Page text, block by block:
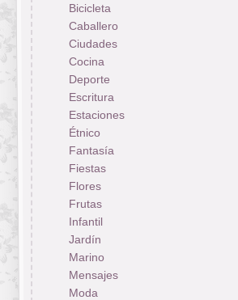
Bicicleta
Caballero
Ciudades
Cocina
Deporte
Escritura
Estaciones
Étnico
Fantasía
Fiestas
Flores
Frutas
Infantil
Jardín
Marino
Mensajes
Moda